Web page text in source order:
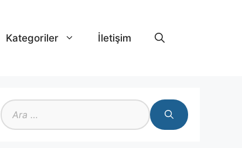
Kategoriler İletişim
için
ara